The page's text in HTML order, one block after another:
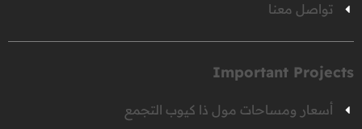
تواصل معنا
Important Projects
أسعار ومساحات مول ذا كيوب التجمع